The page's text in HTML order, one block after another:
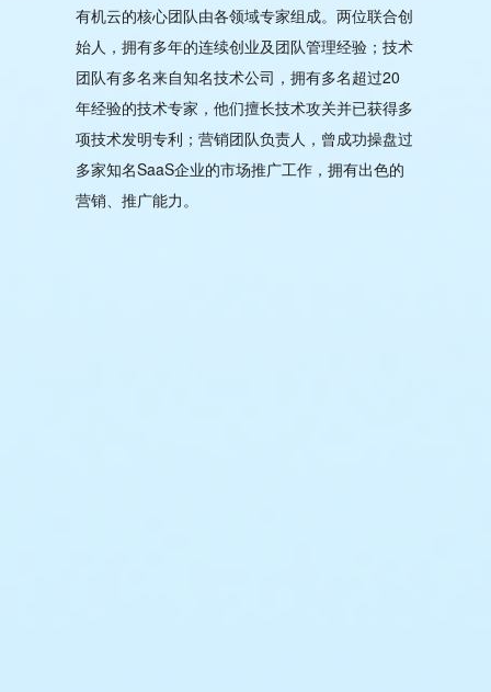
有机云的核心团队由各领域专家组成。两位联合创
始人，拥有多年的连续创业及团队管理经验；技术
团队有多名来自知名技术公司，拥有多名超过20
年经验的技术专家，他们擅长技术攻关并已获得多
项技术发明专利；营销团队负责人，曾成功操盘过
多家知名SaaS企业的市场推广工作，拥有出色的
营销、推广能力。